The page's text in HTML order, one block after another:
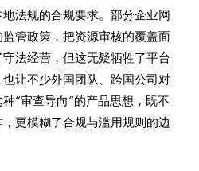
法规的合规要求。部分企业网
管政策，把资源审核的覆盖面
法经营，但这无疑牺牲了平台
让不少外国团队、跨国公司对
“审查导向”的产品思想，既不
更模糊了合规与滥用规则的边